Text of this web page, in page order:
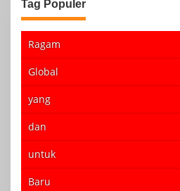
Tag Populer
Ragam
Global
yang
dan
untuk
Baru